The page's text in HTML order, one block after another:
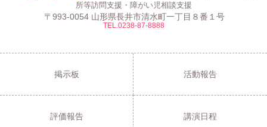
所等訪問支援・障がい児相談支援
〒993-0054 山形県長井市清水町一丁目８番１号
TEL.0238-87-8888
あゆむZIBUN LABO
サービス内容
支援プログラム
掲示板 活動報告
評価報告 講演日程